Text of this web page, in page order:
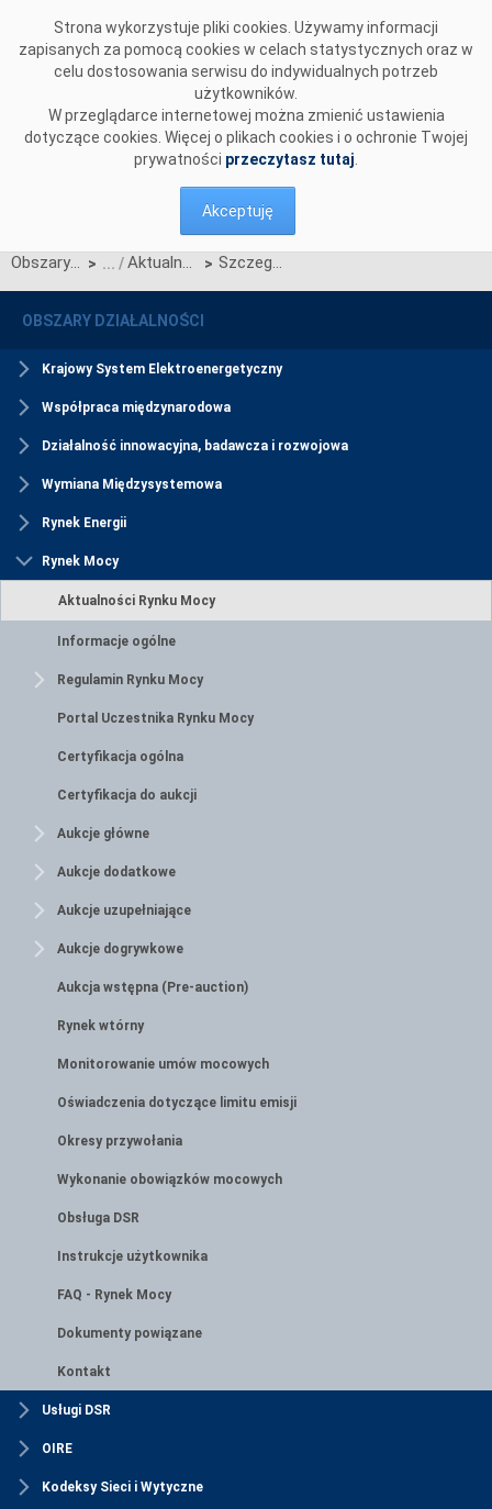
Strona wykorzystuje pliki cookies. Używamy informacji
zapisanych za pomocą cookies w celach statystycznych oraz w
celu dostosowania serwisu do indywidualnych potrzeb
użytkowników.
W przeglądarce internetowej można zmienić ustawienia
dotyczące cookies. Więcej o plikach cookies i o ochronie Twojej
prywatności przeczytasz tutaj
Akceptuję
Obszary działalności > Aktualności Rynku Mocy > Szczegółowy harmonogram certyfikacji do aukcji dogrywkowej na rok dostaw 2029
OBSZARY DZIAŁALNOŚCI
Krajowy System Elektroenergetyczny
Współpraca międzynarodowa
Działalność innowacyjna, badawcza i rozwojowa
Wymiana Międzysystemowa
Rynek Energii
Rynek Mocy
Aktualności Rynku Mocy
Informacje ogólne
Regulamin Rynku Mocy
Portal Uczestnika Rynku Mocy
Certyfikacja ogólna
Certyfikacja do aukcji
Aukcje główne
Aukcje dodatkowe
Aukcje uzupełniające
Aukcje dogrywkowe
Aukcja wstępna (Pre-auction)
Rynek wtórny
Monitorowanie umów mocowych
Oświadczenia dotyczące limitu emisji
Okresy przywołania
Wykonanie obowiązków mocowych
Obsługa DSR
Instrukcje użytkownika
FAQ - Rynek Mocy
Dokumenty powiązane
Kontakt
Usługi DSR
OIRE
Kodeksy Sieci i Wytyczne